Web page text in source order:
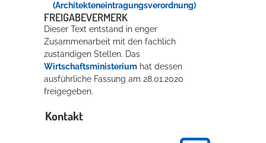
(Architekteneintragungsverordnung)
FREIGABEVERMERK
Dieser Text entstand in enger
Zusammenarbeit mit den fachlich
zuständigen Stellen. Das
Wirtschaftsministerium hat dessen
ausführliche Fassung am 28.01.2020
freigegeben.
Kontakt